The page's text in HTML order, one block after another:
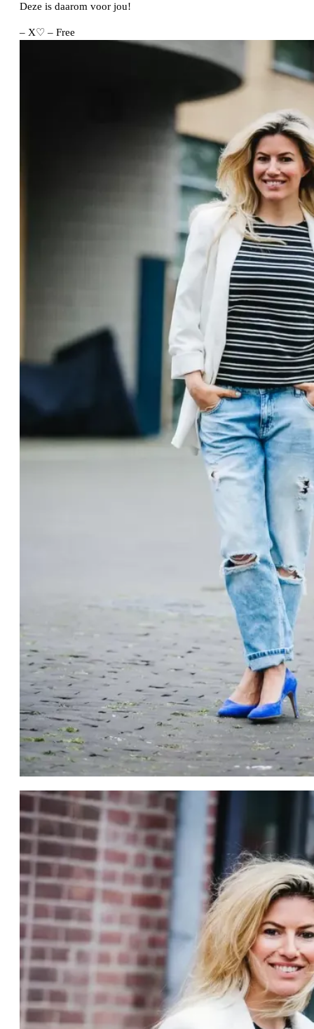
Deze is daarom voor jou!
– X♡ – Free